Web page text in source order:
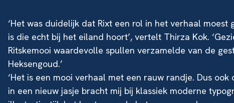
‘Het was duidelijk dat Rixt een rol in het verhaal
is die echt bij het eiland hoort’, vertelt Thirza Kok.
Ritskemooi waardevolle spullen verzamelde van de
Heksengoud.’
‘Het is een mooi verhaal met een rauw randje. Dus
in een nieuw jasje bracht mij bij klassiek moderne